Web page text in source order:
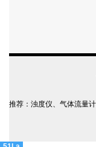
推荐： 浊度仪、 气体流量计